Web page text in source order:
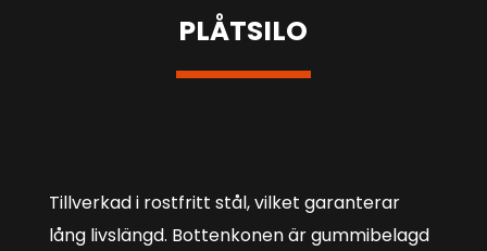
PLÅTSILO
Tillverkad i rostfritt stål, vilket garanterar
lång livslängd. Bottenkonen är gummibelagd